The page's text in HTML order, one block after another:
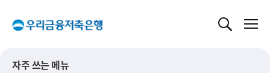
자주 쓰는 메뉴